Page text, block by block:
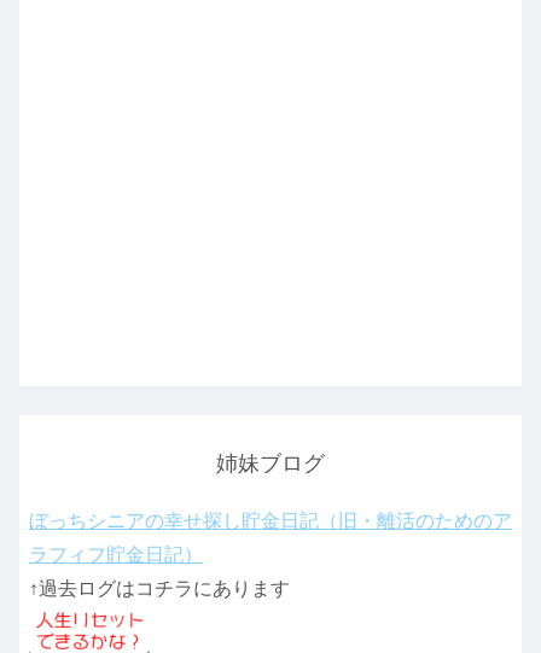
姉妹ブログ
ぼっちシニアの幸せ探し貯金日記（旧・離活のためのア
ラフィフ貯金日記）
↑過去ログはコチラにあります